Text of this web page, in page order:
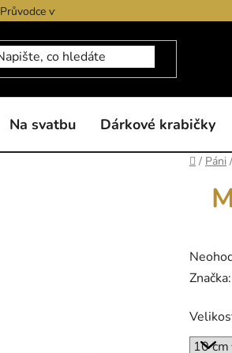
Průvodce výběrem produktů
Na svatbu Dárkové krabičky
Domů
/ Páni /
je
0,0
Značka: